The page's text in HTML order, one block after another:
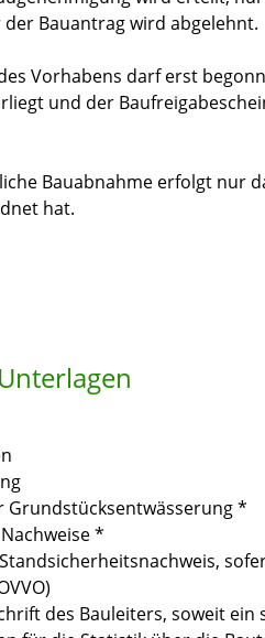
Bauantrag wird abgelehnt.
Vorhabens darf erst
und der
Bauabnahme erfolgt nur
hat.
Grundstücksentwässerung *
*
des Bauleiters, soweit